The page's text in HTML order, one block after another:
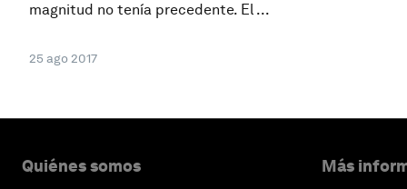
magnitud no tenía precedente. El ...
25 ago 2017
Quiénes somos Más